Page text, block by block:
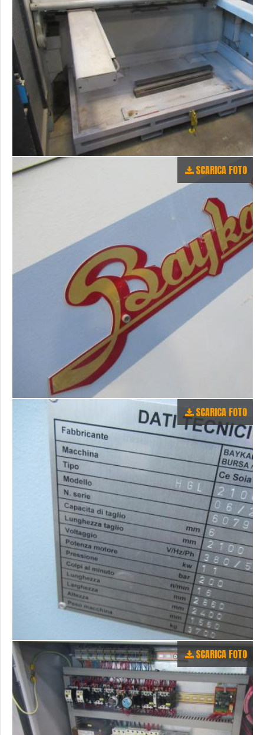
SCARICA FOTO
SCARICA FOTO
SCARICA FOTO